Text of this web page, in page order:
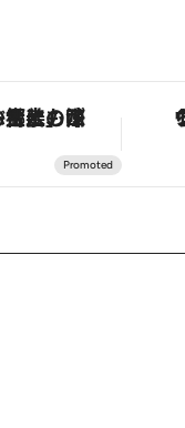
！生姜、山椒、大葉など目にも舌にも涼を呼ぶ郷土の味